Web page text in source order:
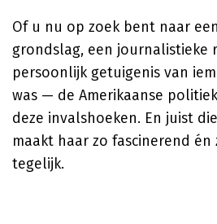
Of u nu op zoek bent naar
grondslag, een journalistieke
persoonlijk getuigenis van
was — de Amerikaanse
deze invalshoeken. En juist
maakt haar zo fascinerend
tegelijk.